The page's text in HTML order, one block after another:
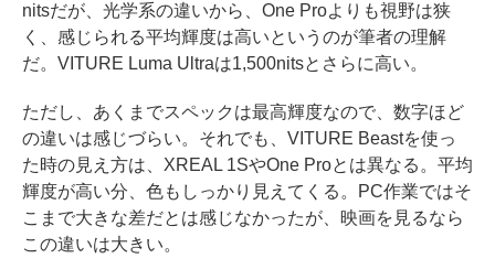
nitsだが、光学系の違いから、One Proよりも視野は狭
く、感じられる平均輝度は高いというのが筆者の理解
だ。VITURE Luma Ultraは1,500nitsとさらに高い。
ただし、あくまでスペックは最高輝度なので、数字ほど
の違いは感じづらい。それでも、VITURE Beastを使っ
た時の見え方は、XREAL 1SやOne Proとは異なる。平均
輝度が高い分、色もしっかり見えてくる。PC作業ではそ
こまで大きな差だとは感じなかったが、映画を見るなら
この違いは大きい。